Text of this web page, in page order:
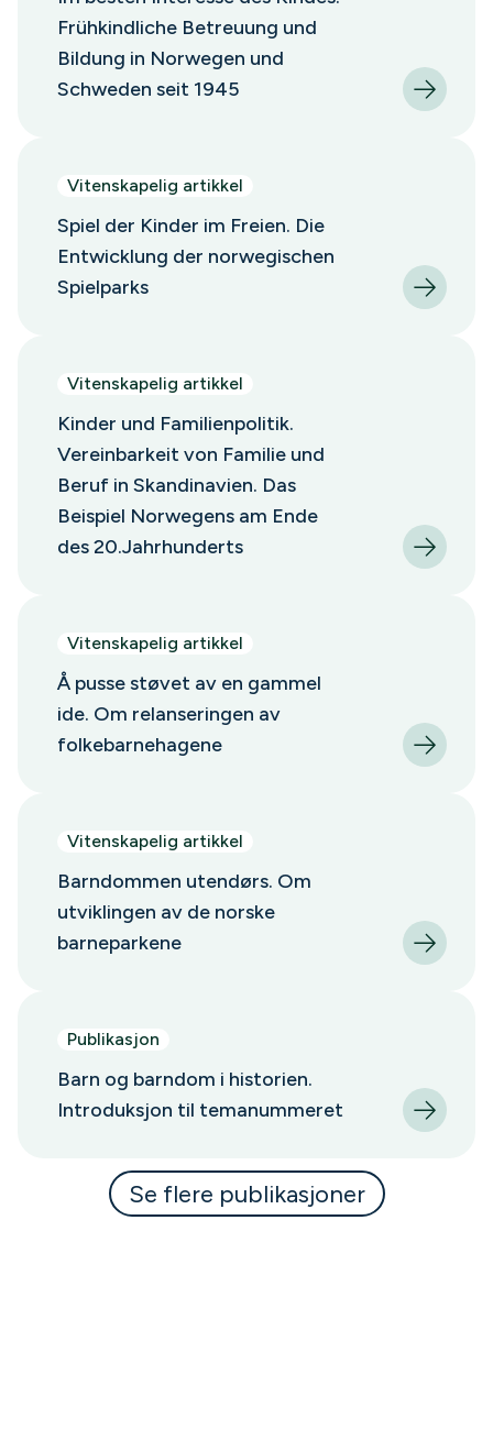
Frühkindliche Betreuung und
Bildung in Norwegen und
Schweden seit 1945
Vitenskapelig artikkel
Spiel der Kinder im Freien. Die
Entwicklung der norwegischen
Spielparks
Vitenskapelig artikkel
Kinder und Familienpolitik.
Vereinbarkeit von Familie und
Beruf in Skandinavien. Das
Beispiel Norwegens am Ende
des 20.Jahrhunderts
Vitenskapelig artikkel
Å pusse støvet av en gammel
ide. Om relanseringen av
folkebarnehagene
Vitenskapelig artikkel
Barndommen utendørs. Om
utviklingen av de norske
barneparkene
Publikasjon
Barn og barndom i historien.
Introduksjon til temanummeret
Se flere publikasjoner